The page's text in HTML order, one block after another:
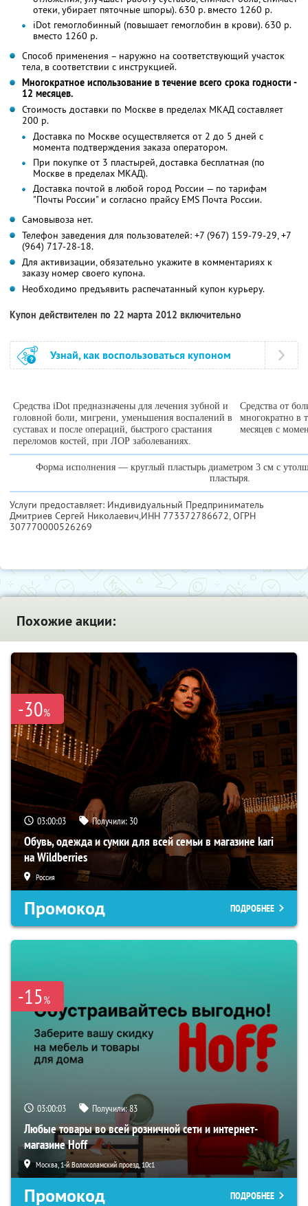
отеки, убирает пяточные шпоры). 630 р. вместо 1260 р.
iDot гемоглобинный (повышает гемоглобин в крови). 630 р.
вместо 1260 р.
Способ применения – наружно на соответствующий участок
тела, в соответствии с инструкцией.
Многократное использование в течение всего срока годности -
12 месяцев.
Стоимость доставки по Москве в пределах МКАД составляет
200 р.
Доставка по Москве осуществляется от 2 до 5 дней с
момента подтверждения заказа оператором.
При покупке от 3 пластырей, доставка бесплатная (по
Москве в пределах МКАД).
Доставка почтой в любой город России — по тарифам
"Почты России" и согласно прайсу EMS Почта России.
Самовывоза нет.
Телефон заведения для пользователей: +7 (967) 159-79-29, +7
(964) 717-28-18.
Для активизации, обязательно укажите в комментариях к
заказу номер своего купона.
Необходимо предъявить распечатанный купон курьеру.
Купон действителен по 22 марта 2012 включительно
Узнай, как воспользоваться купоном
Средства iDot предназначены для лечения зубной и
головной боли, мигрени, уменьшения воспалений в
суставах и после операций, быстрого срастания
переломов костей, при ЛОР заболеваниях.
Средства от
многократно в
месяцев с
Форма исполнения — круглый пластырь диаметром 3 см с
пластыря.
Услуги предоставляет: Индивидуальный Предприниматель
Дмитриев Сергей Николаевич,ИНН 773372786672, ОГРН
307770000526269
Похожие акции:
-30%
03:00:02 Получили: 30
Обувь, одежда и сумки для всей семьи в магазине kari
на Wildberries
Россия
Промокод ПОДРОБНЕЕ
-15%
03:00:02 Получили:83
Любые товары во всей розничной сети и интернет-
магазине Hoff
Москва, 1-й Волоколамский проезд, 10с1
Промокод ПОДРОБНЕЕ